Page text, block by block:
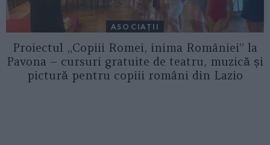
ASOCIAŢII
Proiectul „Copiii Romei, inima României” la
Pavona – cursuri gratuite de teatru, muzică și
pictură pentru copiii români din Lazio